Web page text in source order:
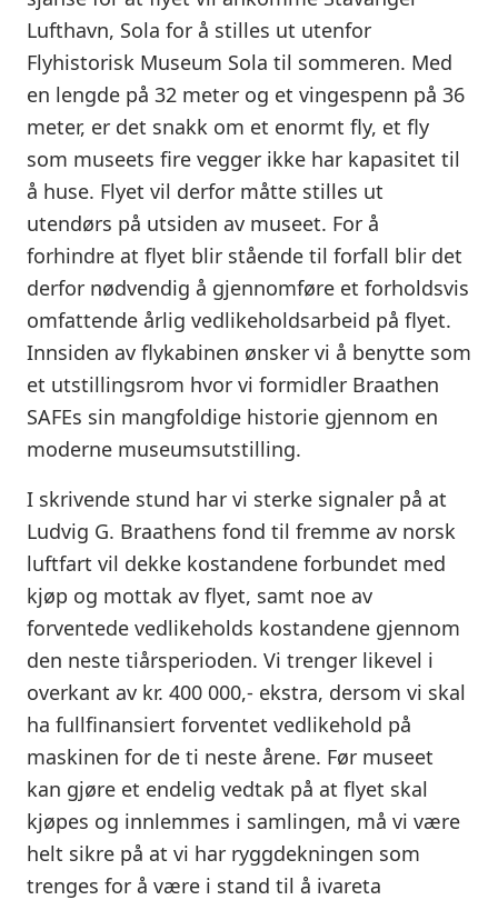
Lufthavn, Sola for å stilles ut utenfor
Flyhistorisk Museum Sola til sommeren. Med
en lengde på 32 meter og et vingespenn på 36
meter, er det snakk om et enormt fly, et fly
som museets fire vegger ikke har kapasitet til
å huse. Flyet vil derfor måtte stilles ut
utendørs på utsiden av museet. For å
forhindre at flyet blir stående til forfall blir det
derfor nødvendig å gjennomføre et forholdsvis
omfattende årlig vedlikeholdsarbeid på flyet.
Innsiden av flykabinen ønsker vi å benytte som
et utstillingsrom hvor vi formidler Braathen
SAFEs sin mangfoldige historie gjennom en
moderne museumsutstilling.
I skrivende stund har vi sterke signaler på at
Ludvig G. Braathens fond til fremme av norsk
luftfart vil dekke kostandene forbundet med
kjøp og mottak av flyet, samt noe av
forventede vedlikeholds kostandene gjennom
den neste tiårsperioden. Vi trenger likevel i
overkant av kr. 400 000,- ekstra, dersom vi skal
ha fullfinansiert forventet vedlikehold på
maskinen for de ti neste årene. Før museet
kan gjøre et endelig vedtak på at flyet skal
kjøpes og innlemmes i samlingen, må vi være
helt sikre på at vi har ryggdekningen som
trenges for å være i stand til å ivareta